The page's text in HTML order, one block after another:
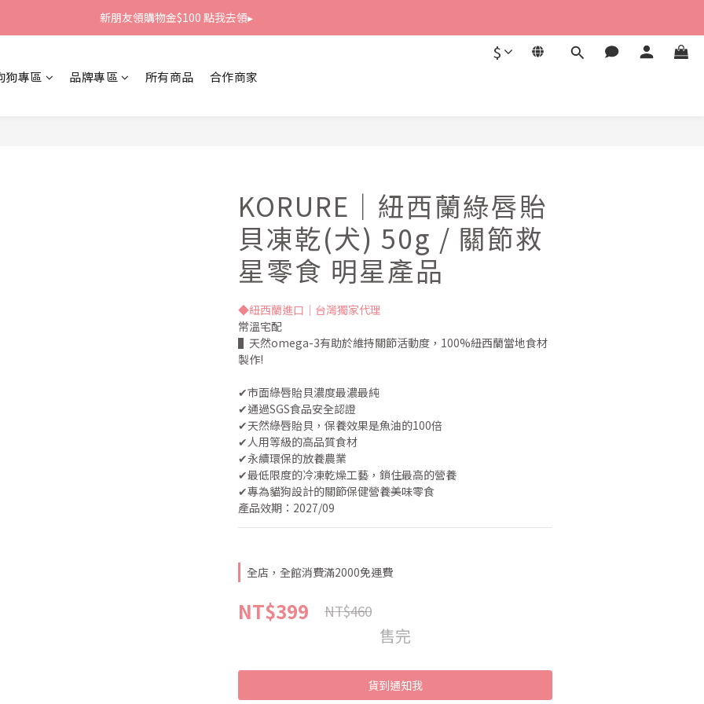
新朋友領購物金$100 點我去領▸
新朋友領購物金$100 點我去領▸
$
狗專區 品牌專區 所有商品 合作商家
KORURE｜紐西蘭綠唇貽
貝凍乾(犬) 50g / 關節救
星零食 明星產品
◆紐西蘭進口｜台灣獨家代理
常溫宅配
▌天然omega-3有助於維持關節活動度，100%紐西蘭當地食材
製作!
✔︎市面綠唇貽貝濃度最濃最純
✔︎通過SGS食品安全認證
✔︎天然綠唇貽貝，保養效果是魚油的100倍
✔︎人用等級的高品質食材
✔︎永續環保的放養農業
✔︎最低限度的冷凍乾燥工藝，鎖住最高的營養
✔︎專為貓狗設計的關節保健營養美味零食
產品效期：2027/09
全店，全館消費滿2000免運費
NT$399 NT$460
售完
貨到通知我